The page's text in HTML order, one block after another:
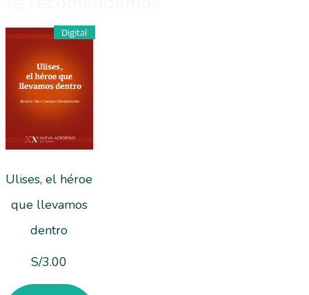
Digital
Ulises, el héroe
que llevamos
dentro
S/3.00